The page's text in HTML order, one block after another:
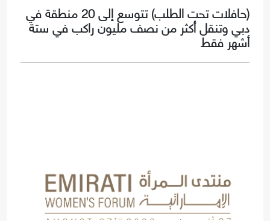
(حافلات تحت الطلب) تتوسع إلى 20 منطقة في
دبي وتنقل أكثر من نصف مليون راكب في ستة
أشهر فقط